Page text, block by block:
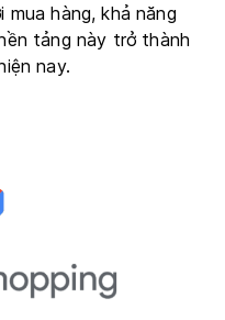
hàng, khả năng
tảng này trở thành
nay.